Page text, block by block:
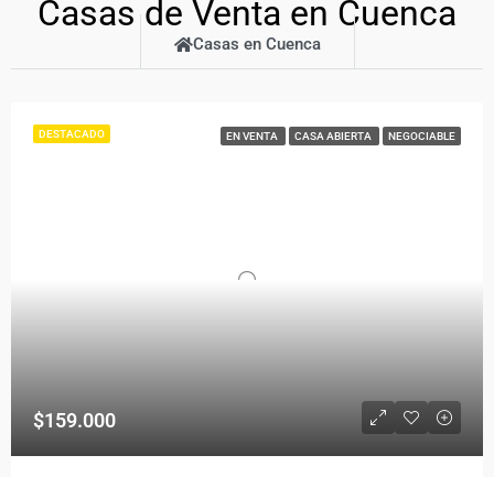
Casas de Venta en Cuenca
Casas en Cuenca
DESTACADO EN VENTA CASA ABIERTA NEGOCIABLE
$159.000